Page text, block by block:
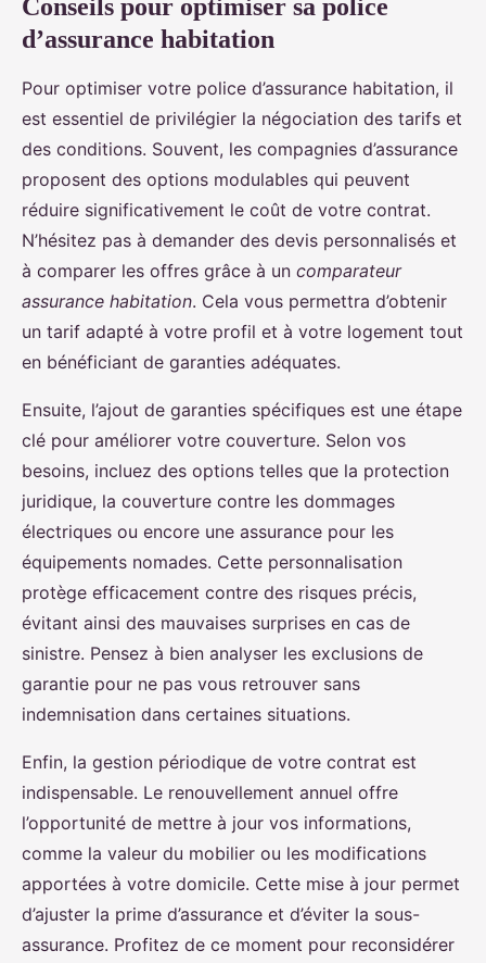
Conseils pour optimiser sa police
d’assurance habitation
Pour optimiser votre police d’assurance habitation, il
est essentiel de privilégier la négociation des tarifs et
des conditions. Souvent, les compagnies d’assurance
proposent des options modulables qui peuvent
réduire significativement le coût de votre contrat.
N’hésitez pas à demander des devis personnalisés et
à comparer les offres grâce à un comparateur
assurance habitation. Cela vous permettra d’obtenir
un tarif adapté à votre profil et à votre logement tout
en bénéficiant de garanties adéquates.
Ensuite, l’ajout de garanties spécifiques est une étape
clé pour améliorer votre couverture. Selon vos
besoins, incluez des options telles que la protection
juridique, la couverture contre les dommages
électriques ou encore une assurance pour les
équipements nomades. Cette personnalisation
protège efficacement contre des risques précis,
évitant ainsi des mauvaises surprises en cas de
sinistre. Pensez à bien analyser les exclusions de
garantie pour ne pas vous retrouver sans
indemnisation dans certaines situations.
Enfin, la gestion périodique de votre contrat est
indispensable. Le renouvellement annuel offre
l’opportunité de mettre à jour vos informations,
comme la valeur du mobilier ou les modifications
apportées à votre domicile. Cette mise à jour permet
d’ajuster la prime d’assurance et d’éviter la sous-
assurance. Profitez de ce moment pour reconsidérer